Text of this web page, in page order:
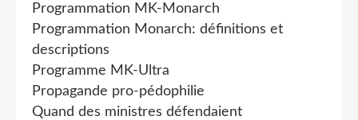
Programmation MK-Monarch
Programmation Monarch: définitions et
descriptions
Programme MK-Ultra
Propagande pro-pédophilie
Quand des ministres défendaient